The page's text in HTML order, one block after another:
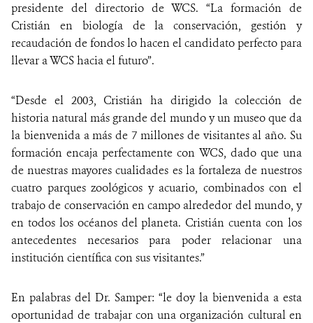
presidente del directorio de WCS. “La formación de
Cristián en biología de la conservación, gestión y
recaudación de fondos lo hacen el candidato perfecto para
llevar a WCS hacia el futuro”.
“Desde el 2003, Cristián ha dirigido la colección de
historia natural más grande del mundo y un museo que da
la bienvenida a más de 7 millones de visitantes al año. Su
formación encaja perfectamente con WCS, dado que una
de nuestras mayores cualidades es la fortaleza de nuestros
cuatro parques zoológicos y acuario, combinados con el
trabajo de conservación en campo alrededor del mundo, y
en todos los océanos del planeta. Cristián cuenta con los
antecedentes necesarios para poder relacionar una
institución científica con sus visitantes.”
En palabras del Dr. Samper: “le doy la bienvenida a esta
oportunidad de trabajar con una organización cultural en